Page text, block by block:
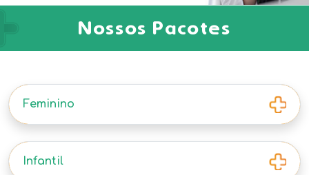
Nossos Pacotes
Feminino
Infantil